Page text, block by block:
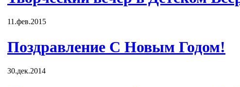
11.фев.2015
Поздравление С Новым Годом!
30.дек.2014